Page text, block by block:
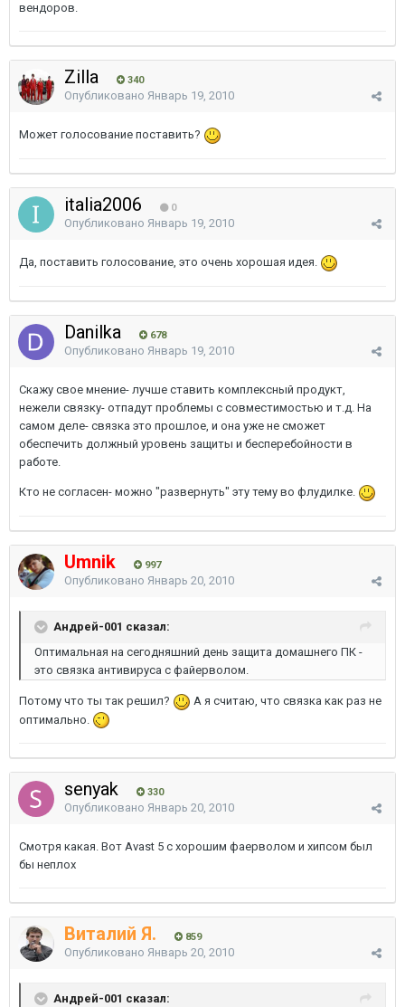
вендоров.
Zilla 340
Опубликовано Январь 19, 2010
Может голосование поставить?
italia2006 0
Опубликовано Январь 19, 2010
Да, поставить голосование, это очень хорошая идея.
Danilka 678
Опубликовано Январь 19, 2010
Скажу свое мнение- лучше ставить комплексный продукт,
нежели связку- отпадут проблемы с совместимостью и т.д. На
самом деле- связка это прошлое, и она уже не сможет
обеспечить должный уровень защиты и бесперебойности в
работе.
Кто не согласен- можно "развернуть" эту тему во флудилке.
Umnik 997
Опубликовано Январь 20, 2010
Андрей-001 сказал:
Оптимальная на сегодняшний день защита домашнего ПК -
это связка антивируса с файерволом.
Потому что ты так решил?
А я считаю, что связка как раз не
оптимально.
senyak 330
Опубликовано Январь 20, 2010
Смотря какая. Вот Avast 5 с хорошим фаерволом и хипсом был
бы неплох
Виталий Я. 859
Опубликовано Январь 20, 2010
Андрей-001 сказал: